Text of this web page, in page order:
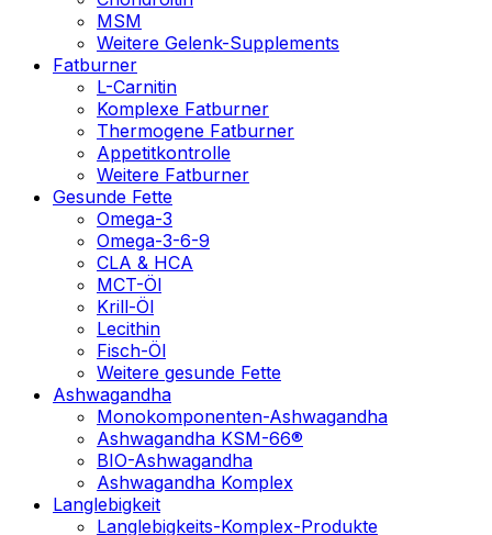
MSM
Weitere Gelenk-Supplements
Fatburner
L-Carnitin
Komplexe Fatburner
Thermogene Fatburner
Appetitkontrolle
Weitere Fatburner
Gesunde Fette
Omega-3
Omega-3-6-9
CLA & HCA
MCT-Öl
Krill-Öl
Lecithin
Fisch-Öl
Weitere gesunde Fette
Ashwagandha
Monokomponenten-Ashwagandha
Ashwagandha KSM-66®
BIO-Ashwagandha
Ashwagandha Komplex
Langlebigkeit
Langlebigkeits-Komplex-Produkte